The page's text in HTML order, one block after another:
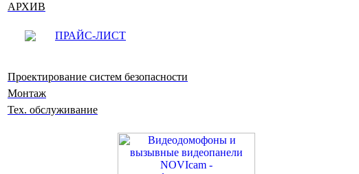
АРХИВ
ПРАЙС-ЛИСТ
Проектирование систем безопасности
Монтаж
Тех. обслуживание